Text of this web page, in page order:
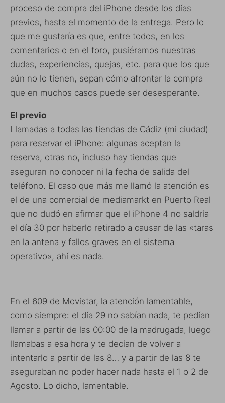
proceso de compra del iPhone desde los días
previos, hasta el momento de la entrega. Pero lo
que me gustaría es que, entre todos, en los
comentarios o en el foro, pusiéramos nuestras
dudas, experiencias, quejas, etc. para que los que
aún no lo tienen, sepan cómo afrontar la compra
que en muchos casos puede ser desesperante.
El previo
Llamadas a todas las tiendas de Cádiz (mi ciudad)
para reservar el iPhone: algunas aceptan la
reserva, otras no, incluso hay tiendas que
aseguran no conocer ni la fecha de salida del
teléfono. El caso que más me llamó la atención es
el de una comercial de mediamarkt en Puerto Real
que no dudó en afirmar que el iPhone 4 no saldría
el día 30 por haberlo retirado a causar de las «taras
en la antena y fallos graves en el sistema
operativo», ahí es nada.
En el 609 de Movistar, la atención lamentable,
como siempre: el día 29 no sabían nada, te pedían
llamar a partir de las 00:00 de la madrugada, luego
llamabas a esa hora y te decían de volver a
intentarlo a partir de las 8… y a partir de las 8 te
aseguraban no poder hacer nada hasta el 1 o 2 de
Agosto. Lo dicho, lamentable.